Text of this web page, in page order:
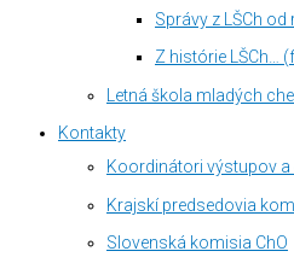
Správy z LŠCh od
Z histórie LŠCh…
Letná škola mladých
Kontakty
Koordinátori výstupov a
Krajskí predsedovia
Slovenská komisia ChO